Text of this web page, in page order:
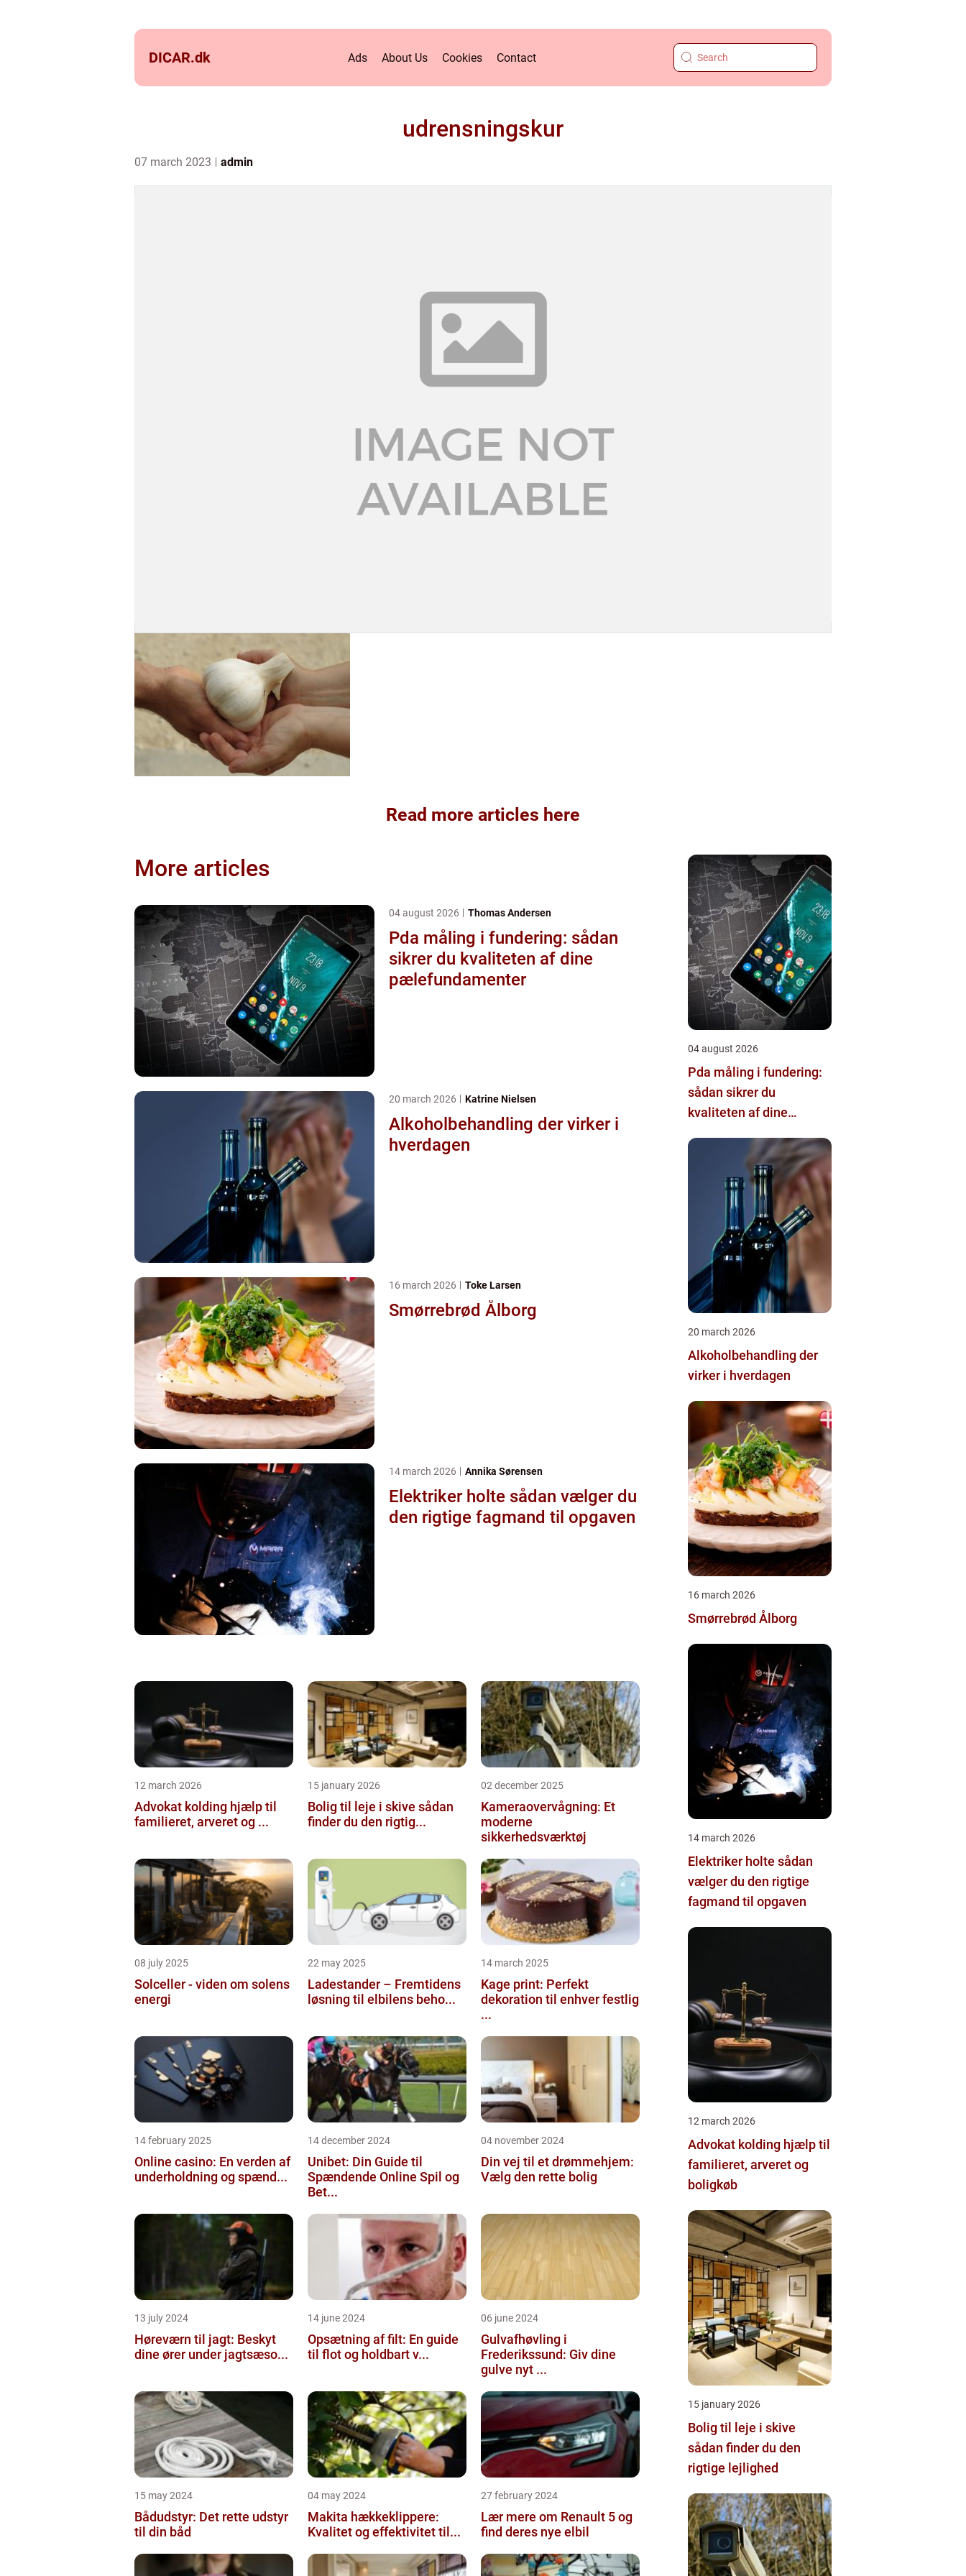
DICAR.dk Ads About Us Cookies Contact
udrensningskur
07 march 2023 admin
Read more articles here
More articles
04 august 2026 Thomas Andersen
Pda måling i fundering: sådan
sikrer du kvaliteten af dine
pælefundamenter
20 march 2026 Katrine Nielsen
Alkoholbehandling der virker i
hverdagen
16 march 2026 Toke Larsen
Smørrebrød Ålborg
14 march 2026 Annika Sørensen
Elektriker holte sådan vælger du
den rigtige fagmand til opgaven
12 march 2026
Advokat kolding hjælp til
familieret, arveret og ...
15 january 2026
Bolig til leje i skive sådan
finder du den rigtig...
02 december 2025
Kameraovervågning: Et
moderne
sikkerhedsværktøj
08 july 2025
Solceller - viden om solens
energi
22 may 2025
Ladestander – Fremtidens
løsning til elbilens beho...
14 march 2025
Kage print: Perfekt
dekoration til enhver festlig
...
14 february 2025
Online casino: En verden af
underholdning og spænd...
14 december 2024
Unibet: Din Guide til
Spændende Online Spil og
Bet...
04 november 2024
Din vej til et drømmehjem:
Vælg den rette bolig
13 july 2024
Høreværn til jagt: Beskyt
dine ører under jagtsæso...
14 june 2024
Opsætning af filt: En guide
til flot og holdbart v...
06 june 2024
Gulvafhøvling i
Frederikssund: Giv dine
gulve nyt ...
15 may 2024
Bådudstyr: Det rette udstyr
til din båd
04 may 2024
Makita hækkeklippere:
Kvalitet og effektivitet til...
27 february 2024
Lær mere om Renault 5 og
find deres nye elbil
04 august 2026
Pda måling i fundering:
sådan sikrer du
kvaliteten af dine
20 march 2026
Alkoholbehandling der
virker i hverdagen
16 march 2026
Smørrebrød Ålborg
14 march 2026
Elektriker holte sådan
vælger du den rigtige
fagmand til opgaven
12 march 2026
Advokat kolding hjælp til
familieret, arveret og
boligkøb
15 january 2026
Bolig til leje i skive
sådan finder du den
rigtige lejlighed